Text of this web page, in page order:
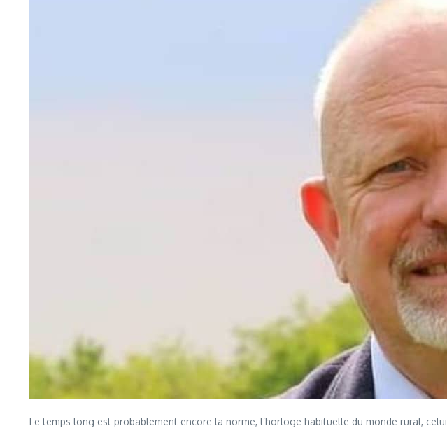
Le temps long est probablement encore la norme, l’horloge habituelle du monde rural,